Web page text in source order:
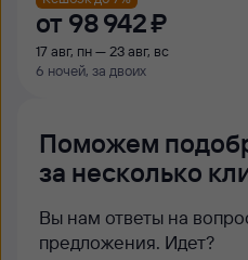
от 98 ⁠942 ⁠₽
17 авг, пн — 23 авг, вс
6 ночей, за двоих
Поможем
за несколько
Вы нам ответы на
предложения. Идет?